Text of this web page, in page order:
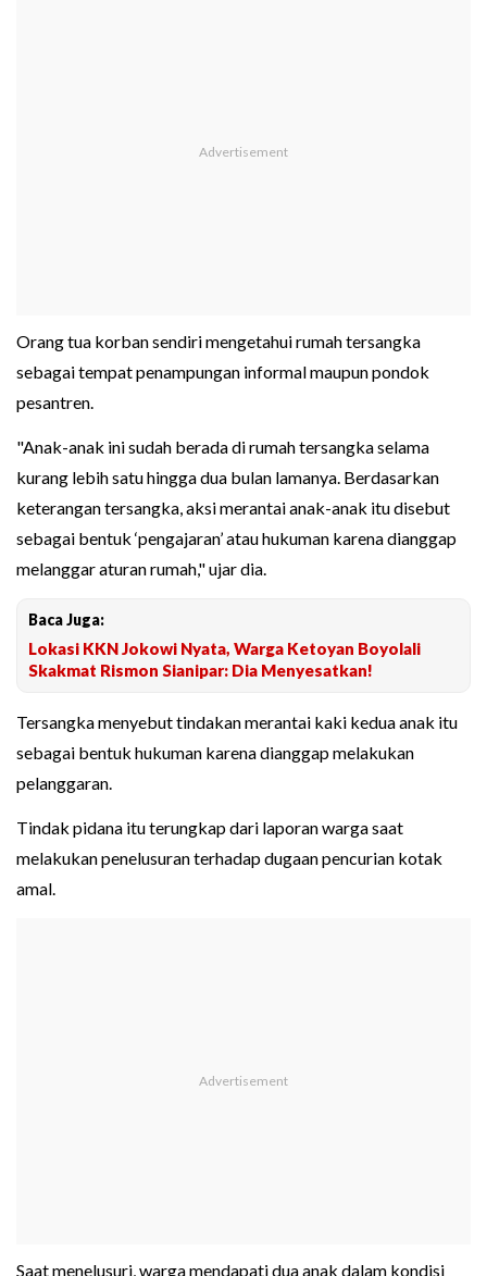
Orang tua korban sendiri mengetahui rumah tersangka
sebagai tempat penampungan informal maupun pondok
pesantren.
"Anak-anak ini sudah berada di rumah tersangka selama
kurang lebih satu hingga dua bulan lamanya. Berdasarkan
keterangan tersangka, aksi merantai anak-anak itu disebut
sebagai bentuk ‘pengajaran’ atau hukuman karena dianggap
melanggar aturan rumah," ujar dia.
Baca Juga:
Lokasi KKN Jokowi Nyata, Warga Ketoyan Boyolali
Skakmat Rismon Sianipar: Dia Menyesatkan!
Tersangka menyebut tindakan merantai kaki kedua anak itu
sebagai bentuk hukuman karena dianggap melakukan
pelanggaran.
Tindak pidana itu terungkap dari laporan warga saat
melakukan penelusuran terhadap dugaan pencurian kotak
amal.
Saat menelusuri, warga mendapati dua anak dalam kondisi